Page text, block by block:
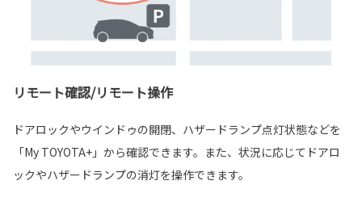
リモート確認/リモート操作
ドアロックやウインドゥの開閉、ハザードランプ点灯状態などを
「My TOYOTA+」から確認できます。また、状況に応じてドアロ
ックやハザードランプの消灯を操作できます。